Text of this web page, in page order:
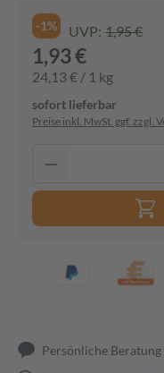
-1% UVP: 1,95 €
1,93 €
24,13 € / 1 kg
sofort lieferbar
Preise inkl. MwSt. ggf. zzgl.
Persönliche Beratung